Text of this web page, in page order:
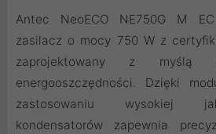
Antec NeoECO NE750G M
zasilacz o mocy 750 W z
zaprojektowany z
energooszczędności. Dzięki
zastosowaniu wysokiej
kondensatorów zapewnia